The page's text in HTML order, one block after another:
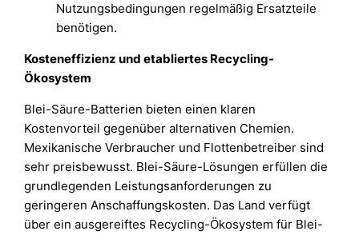
Nutzungsbedingungen regelmäßig Ersatzteile
benötigen.
Kosteneffizienz und etabliertes Recycling-
Ökosystem
Blei-Säure-Batterien bieten einen klaren
Kostenvorteil gegenüber alternativen Chemien.
Mexikanische Verbraucher und Flottenbetreiber sind
sehr preisbewusst. Blei-Säure-Lösungen erfüllen die
grundlegenden Leistungsanforderungen zu
geringeren Anschaffungskosten. Das Land verfügt
über ein ausgereiftes Recycling-Ökosystem für Blei-